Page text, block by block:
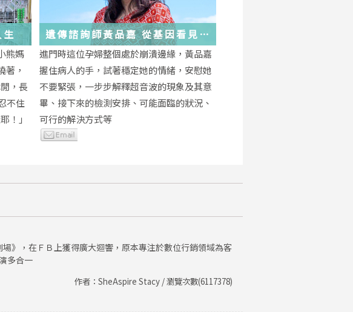
熊媽
著，
，長
不住
！」
遺傳諮詢師黃品嘉 從基因看見
未來
進門時這位孕婦整個處於崩潰邊緣，黃品嘉
握住病人的手，試著穩定她的情緒，安慰她
不要緊張，一步步解釋超音波的現象及其意
畢、接下來的檢測安排、可能面臨的狀況、
可行的解決方式等
》，在ＦＢ上獲得廣大迴響，原本專注於數位行銷領域為客
多合一
作者：SheAspire Stacy / 瀏覽次數(6117378)